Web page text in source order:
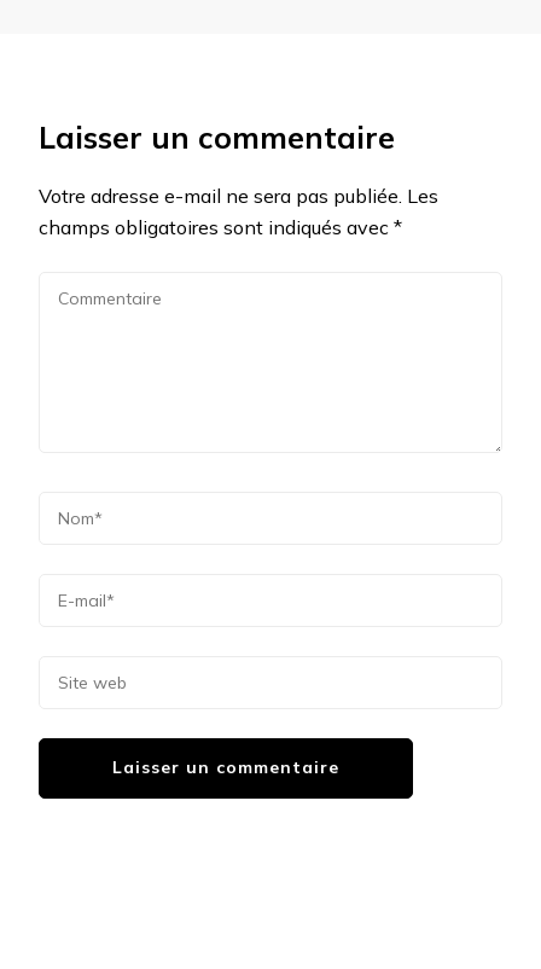
Laisser un commentaire
Votre adresse e-mail ne sera pas publiée. Les
champs obligatoires sont indiqués avec *